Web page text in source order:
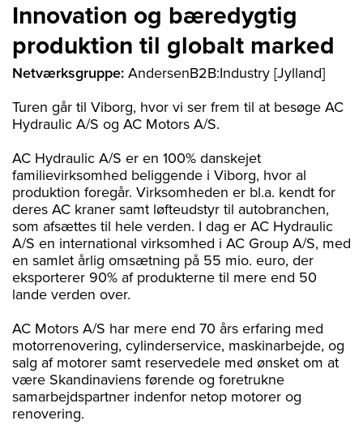
Innovation og bæredygtig
produktion til globalt marked
Netværksgruppe: AndersenB2B:Industry [Jylland]
Turen går til Viborg, hvor vi ser frem til at besøge AC
Hydraulic A/S og AC Motors A/S.
AC Hydraulic A/S er en 100% danskejet
familievirksomhed beliggende i Viborg, hvor al
produktion foregår. Virksomheden er bl.a. kendt for
deres AC kraner samt løfteudstyr til autobranchen,
som afsættes til hele verden. I dag er AC Hydraulic
A/S en international virksomhed i AC Group A/S, med
en samlet årlig omsætning på 55 mio. euro, der
eksporterer 90% af produkterne til mere end 50
lande verden over.
AC Motors A/S har mere end 70 års erfaring med
motorrenovering, cylinderservice, maskinarbejde, og
salg af motorer samt reservedele med ønsket om at
være Skandinaviens førende og foretrukne
samarbejdspartner indenfor netop motorer og
renovering.